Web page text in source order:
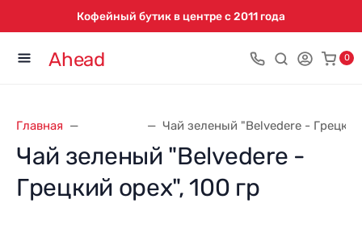
Кофейный бутик в центре с 2011 года
Ahead 0
Главная Чай зеленый "Belvedere -
Чай зеленый "Belvedere -
Грецкий орех", 100 гр